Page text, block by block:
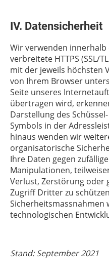
IV. Datensicherheit
Wir verwenden innerhalb
verbreitete HTTPS (SSL/
mit der jeweils höchsten
von Ihrem Browser
Seite unseres
übertragen wird,
Darstellung des
Symbols in der
hinaus wenden wir
organisatorische
Ihre Daten gegen
Manipulationen,
Verlust, Zerstörung oder
Zugriff Dritter zu
technologischen
Stand: September 2021